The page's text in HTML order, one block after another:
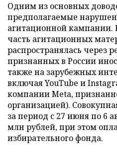
Одним из основных
предполагаемые
агитационной кампании.
часть агитационных
распространялась через
признанных в России
также на зарубежных
включая YouTube и
компании Meta,
организацией).
за период с 27 июня по 6
млн рублей, при этом
избирательного фонда.